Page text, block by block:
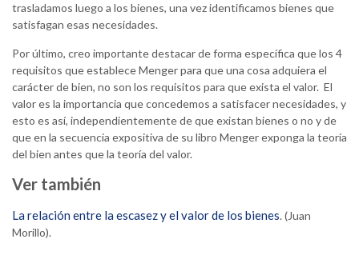
trasladamos luego a los bienes, una vez identificamos bienes que
satisfagan esas necesidades.
Por último, creo importante destacar de forma específica que los 4
requisitos que establece Menger para que una cosa adquiera el
carácter de bien, no son los requisitos para que exista el valor. El
valor es la importancia que concedemos a satisfacer necesidades, y
esto es así, independientemente de que existan bienes o no y de
que en la secuencia expositiva de su libro Menger exponga la teoría
del bien antes que la teoría del valor.
Ver también
La relación entre la escasez y el valor de los bienes. (Juan
Morillo).